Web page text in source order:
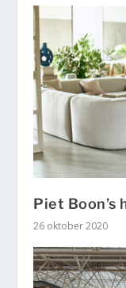
Piet Boon’s
26 oktober 2020